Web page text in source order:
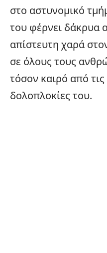
στο αστυνομικό
του φέρνει δάκρυα
απίστευτη χαρά
σε όλους τους
τόσον καιρό από τις
δολοπλοκίες του.